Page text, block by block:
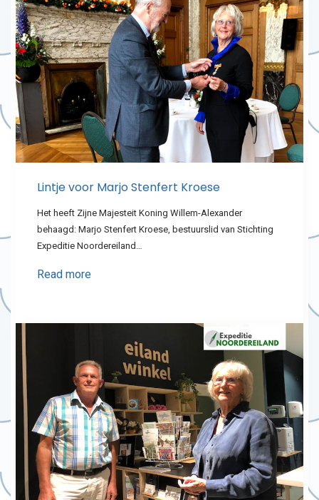
Lintje voor Marjo Stenfert Kroese
Het heeft Zijne Majesteit Koning Willem-Alexander
behaagd: Marjo Stenfert Kroese, bestuurslid van Stichting
Expeditie Noordereiland…
Read more